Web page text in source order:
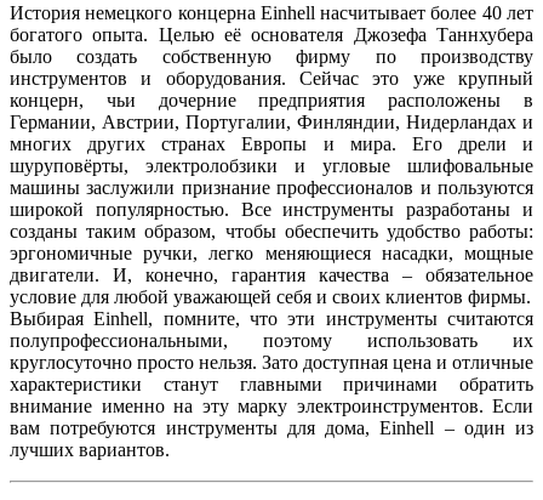
История немецкого концерна Einhell насчитывает более 40 лет
богатого опыта. Целью её основателя Джозефа Таннхубера
было создать собственную фирму по производству
инструментов и оборудования. Сейчас это уже крупный
концерн, чьи дочерние предприятия расположены в
Германии, Австрии, Португалии, Финляндии, Нидерландах и
многих других странах Европы и мира. Его дрели и
шуруповёрты, электролобзики и угловые шлифовальные
машины заслужили признание профессионалов и пользуются
широкой популярностью. Все инструменты разработаны и
созданы таким образом, чтобы обеспечить удобство работы:
эргономичные ручки, легко меняющиеся насадки, мощные
двигатели. И, конечно, гарантия качества – обязательное
условие для любой уважающей себя и своих клиентов фирмы.
Выбирая Einhell, помните, что эти инструменты считаются
полупрофессиональными, поэтому использовать их
круглосуточно просто нельзя. Зато доступная цена и отличные
характеристики станут главными причинами обратить
внимание именно на эту марку электроинструментов. Если
вам потребуются инструменты для дома, Einhell – один из
лучших вариантов.